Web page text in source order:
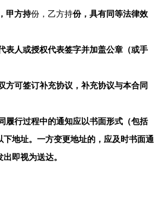
甲方持份，乙方持份，具有同等法律效
表人或授权代表签字并加盖公章（或手
方可签订补充协议，补充协议与本合同
履行过程中的通知应以书面形式（包括
下地址。一方变更地址的，应及时书面通
即视为送达。